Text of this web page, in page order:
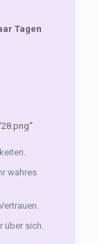
Tagen
wahres
über sich.